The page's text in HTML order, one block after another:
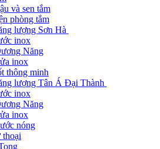
và sen tắm
phòng tắm
lượng Sơn Hà
inox
Năng
inox
thông minh
lượng Tân Á Đại Thành
inox
Năng
inox
nóng
thoại